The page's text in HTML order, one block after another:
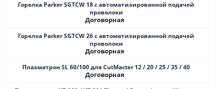
Горелка Parker SGTCW 18 с автоматизированной подачей
проволоки
Договорная
Горелка Parker SGTCW 26 с автоматизированной подачей
проволоки
Договорная
Плазматрон SL 60/100 для CutMacter 12 / 20 / 25 / 35 / 40
Договорная